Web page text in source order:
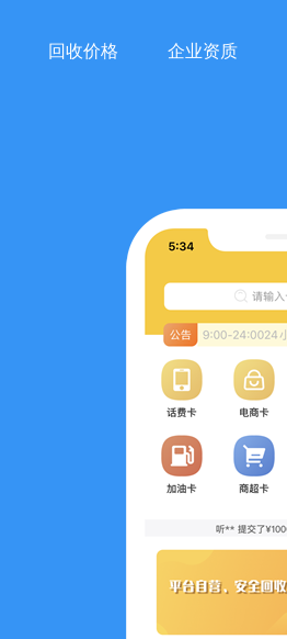
回收价格 企业资质